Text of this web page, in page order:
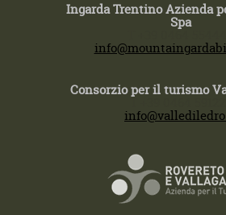
Ingarda Trentino Azienda
Spa
Consorzio per il turismo